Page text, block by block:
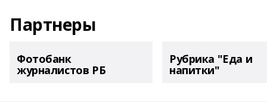
Партнеры
Фотобанк
журналистов РБ
Рубрика "Еда и
напитки"